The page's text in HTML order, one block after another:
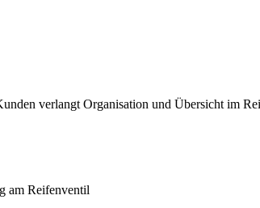
verlangt Organisation und Übersicht im
am Reifenventil